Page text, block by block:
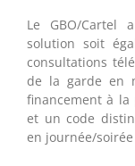
Le GBO/Cartel
solution soit
consultations
de la garde en
financement à la
et un code
en journée/